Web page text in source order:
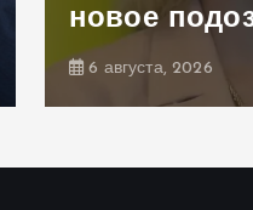
новое
6 августа, 2026